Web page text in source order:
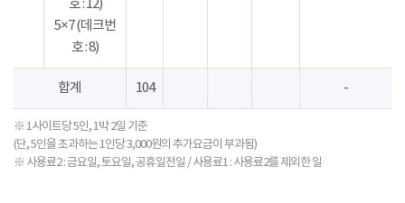
호 : 12)
5×7 (데크번
호 : 8)
합계 104 -
※ 1사이트당 5인, 1박 2일 기준
(단, 5인을 초과하는 1인당 3,000원의 추가요금이 부과됨)
※ 사용료2 : 금요일, 토요일, 공휴일전일 / 사용료1 : 사용료2를 제외한 일